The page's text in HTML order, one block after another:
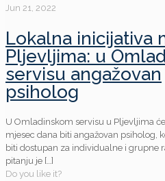
Jun 21, 2022
Lokalna inicijativa
Pljevljima: u
servisu angažovan
psiholog
U Omladinskom servisu u Pljevljima
mjesec dana biti angažovan psiholog,
biti dostupan za individualne i grupne
pitanju je […]
Do you like it?